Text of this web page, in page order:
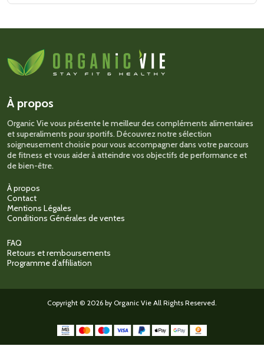
produit
plusieurs
options
peuvent
être
la
du
produit
À propos
Organic Vie vous présente le meilleur des compléments alimentaires
et superaliments pour sportifs. Découvrez notre sélection
soigneusement choisie pour vous accompagner dans votre parcours
de fitness et vous aider à atteindre vos objectifs de performance et
de bien-être.
À propos
Contact
Mentions Légales
Conditions Générales de ventes
FAQ
Retours et remboursements
Programme d’affiliation
Copyright © 2026 by Organic Vie All Rights Reserved.